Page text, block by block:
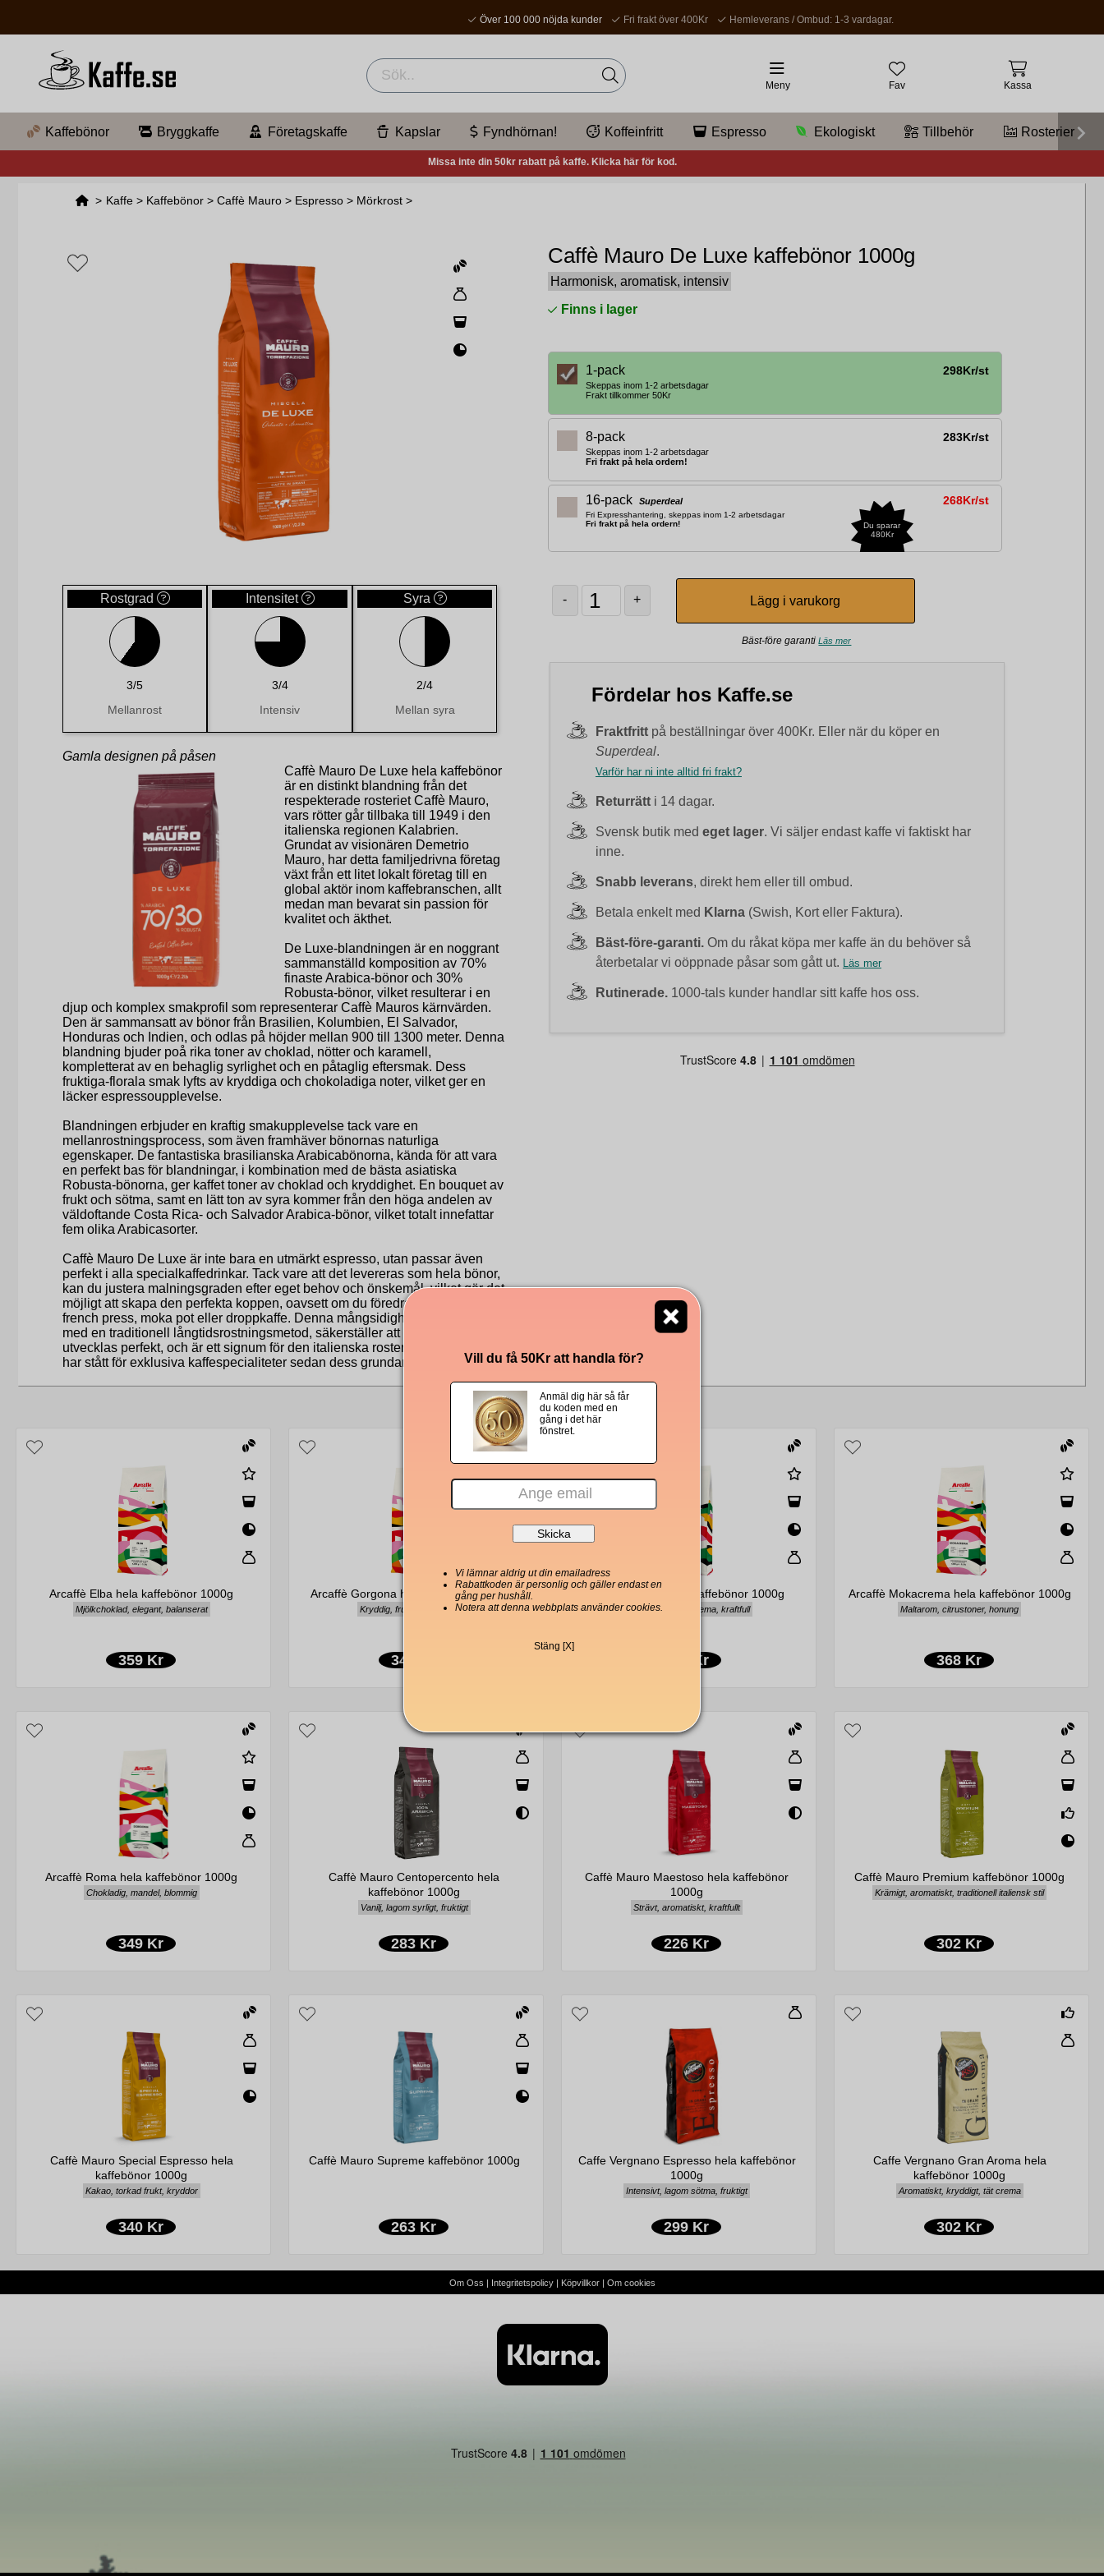
Över 100 000 nöjda kunder Fri frakt över 400Kr Hemleverans / Ombud: 1-3 vardagar.
Meny Fav Kassa
Kaffebönor Bryggkaffe Företagskaffe Kapslar Fyndhörnan! Koffeinfritt Espresso Ekologiskt Tillbehör Rosterier
Missa inte din 50kr rabatt på kaffe. Klicka här för kod.
> Kaffe > Kaffebönor >Caffè Mauro > Espresso > Mörkrost >
Rostgrad
3/5
Mellanrost
Intensitet
3/4
Intensiv
Syra
2/4
Mellan syra
Gamla designen på påsen
Caffè Mauro De Luxe hela kaffebönor
är en distinkt blandning från det
respekterade rosteriet Caffè Mauro,
vars rötter går tillbaka till 1949 i den
italienska regionen Kalabrien.
Grundat av visionären Demetrio
Mauro, har detta familjedrivna företag
växt från ett litet lokalt företag till en
global aktör inom kaffebranschen, allt
medan man bevarat sin passion för
kvalitet och äkthet.
De Luxe-blandningen är en noggrant
sammanställd komposition av 70%
finaste Arabica-bönor och 30%
Robusta-bönor, vilket resulterar i en
djup och komplex smakprofil som representerar Caffè Mauros kärnvärden.
Den är sammansatt av bönor från Brasilien, Kolumbien, El Salvador,
Honduras och Indien, och odlas på höjder mellan 900 till 1300 meter. Denna
blandning bjuder poå rika toner av choklad, nötter och karamell,
kompletterat av en behaglig syrlighet och en påtaglig eftersmak. Dess
fruktiga-florala smak lyfts av kryddiga och chokoladiga noter, vilket ger en
läcker espressoupplevelse.
Blandningen erbjuder en kraftig smakupplevelse tack vare en
mellanrostningsprocess, som även framhäver bönornas naturliga
egenskaper. De fantastiska brasilianska Arabicabönorna, kända för att vara
en perfekt bas för blandningar, i kombination med de bästa asiatiska
Robusta-bönorna, ger kaffet toner av choklad och kryddighet. En bouquet av
frukt och sötma, samt en lätt ton av syra kommer från den höga andelen av
väldoftande Costa Rica- och Salvador Arabica-bönor, vilket totalt innefattar
fem olika Arabicasorter.
Caffè Mauro De Luxe är inte bara en utmärkt espresso, utan passar även
perfekt i alla specialkaffedrinkar. Tack vare att det levereras som hela bönor,
kan du justera malningsgraden efter eget behov och önskemål, vilket gör det
möjligt att skapa den perfekta koppen, oavsett om du föredrar espresso,
french press, moka pot eller droppkaffe. Denna mångsidighet, kombinerat
med en traditionell långtidsrostningsmetod, säkerställer att alla aromer får
utvecklas perfekt, och är ett signum för den italienska rosteriet Mauro som
har stått för exklusiva kaffespecialiteter sedan dess grundande.
Caffè Mauro De Luxe kaffebönor 1000g
Harmonisk, aromatisk, intensiv
Finns i lager
1-pack 298Kr/st
Skeppas inom 1-2 arbetsdagar
Frakt tillkommer 50Kr
8-pack 283Kr/st
Skeppas inom 1-2 arbetsdagar
Fri frakt på hela ordern!
16-pack Superdeal 268Kr/st
Fri Expresshantering, skeppas inom 1-2 arbetsdagar
Fri frakt på hela ordern!
Du sparar
480Kr
- +
Bäst-före garantiLäs mer
Fördelar hos Kaffe.se
Fraktfrittpå beställningar över 400Kr. Eller när du köper en
Superdeal.
Varför har ni inte alltid fri frakt?
Returrätti 14 dagar.
Svensk butik med eget lager. Vi säljer endast kaffe vi faktiskt har
inne.
Snabb leverans, direkt hem eller till ombud.
Betala enkelt med Klarna(Swish, Kort eller Faktura).
Bäst-före-garanti.Om du råkat köpa mer kaffe än du behöver så
återbetalar vi oöppnade påsar som gått ut.
Läs mer
Rutinerade.1000-tals kunder handlar sitt kaffe hos oss.
Andra köpte även
Arcaffè Elba hela kaffebönor 1000g
Mjölkchoklad, elegant, balanserat
359 Kr
Arcaffè Gorgona hela kaffebönor 1000g
Kryddig, fruktig, balanserad
340 Kr
Arcaffè Margo hela kaffebönor 1000g
Chokladig, mörk crema, kraftfull
339 Kr
Arcaffè Mokacrema hela kaffebönor 1000g
Maltarom, citrustoner, honung
368 Kr
Arcaffè Roma hela kaffebönor 1000g
Chokladig, mandel, blommig
349 Kr
Caffè Mauro Centopercento hela
kaffebönor 1000g
Vanilj, lagom syrligt, fruktigt
283 Kr
Caffè Mauro Maestoso hela kaffebönor
1000g
Strävt, aromatiskt, kraftfullt
226 Kr
Caffè Mauro Premium kaffebönor 1000g
Krämigt, aromatiskt, traditionell italiensk stil
302 Kr
Caffè Mauro Special Espresso hela
kaffebönor 1000g
Kakao, torkad frukt, kryddor
340 Kr
Caffè Mauro Supreme kaffebönor 1000g
263 Kr
Caffe Vergnano Espresso hela kaffebönor
1000g
Intensivt, lagom sötma, fruktigt
299 Kr
Caffe Vergnano Gran Aroma hela
kaffebönor 1000g
Aromatiskt, kryddigt, tät crema
302 Kr
Om Oss | Integritetspolicy| Köpvillkor| Om cookies
Vill du få 50Kr att handla för?
Anmäl dig här så får
du koden med en
gång i det här
fönstret.
Vi lämnar aldrig ut din emailadress
Rabattkoden är personlig och gäller endast en
gång per hushåll.
Notera att denna webbplats använder cookies.
Stäng [X]